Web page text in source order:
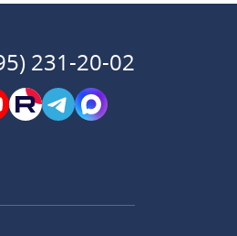
231-20-02